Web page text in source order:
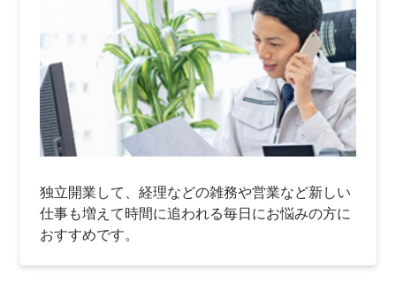
独立開業して、経理などの雑務や営業など新しい
仕事も増えて時間に追われる毎日にお悩みの方に
おすすめです。